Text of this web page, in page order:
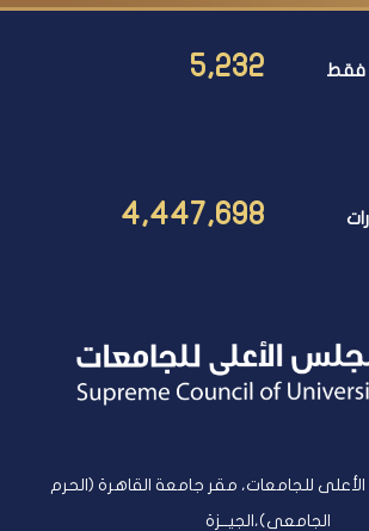
فقط 5,232
4,447,698
للجامعات، مقر جامعة القاهرة (الحرم
الجامعى)،الجيــزة